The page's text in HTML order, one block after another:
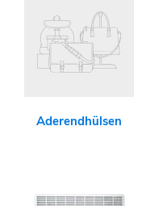
Aderendhülsen